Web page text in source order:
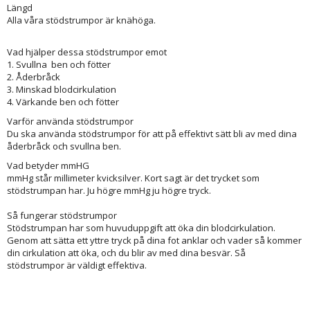
Längd
Alla våra stödstrumpor är knähöga.
Vad hjälper dessa stödstrumpor emot
1. Svullna ben och fötter
2. Åderbråck
3. Minskad blodcirkulation
4. Värkande ben och fötter
Varför använda stödstrumpor
Du ska använda stödstrumpor för att på effektivt sätt bli av med dina
åderbråck och svullna ben.
Vad betyder mmHG
mmHg står millimeter kvicksilver. Kort sagt är det trycket som
stödstrumpan har. Ju högre mmHg ju högre tryck.
Så fungerar stödstrumpor
Stödstrumpan har som huvuduppgift att öka din blodcirkulation.
Genom att sätta ett yttre tryck på dina fot anklar och vader så kommer
din cirkulation att öka, och du blir av med dina besvär. Så
stödstrumpor är väldigt effektiva.